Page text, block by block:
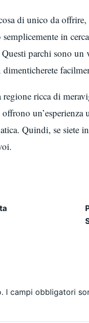
di unico da offrire,
semplicemente in
parchi sono un
ricca di
Quindi, se siete
I campi obbligatori